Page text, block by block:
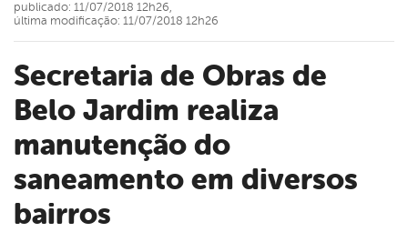
Secretaria de Obras de
Belo Jardim realiza
manutenção do
saneamento em diversos
bairros
publicado: 11/07/2018 12h26,
última modificação: 11/07/2018 12h26